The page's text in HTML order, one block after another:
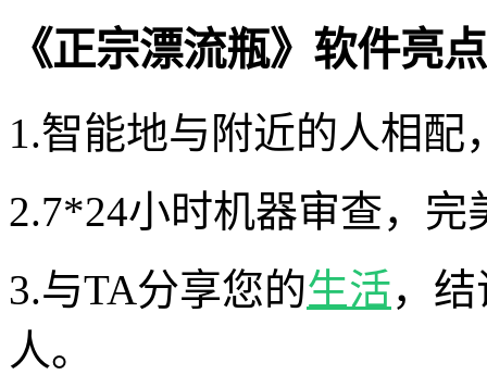
《正宗漂流瓶》软件亮
1.智能地与附近的人相配
2.7*24小时机器审查，完
3.与TA分享您的生活，
人。